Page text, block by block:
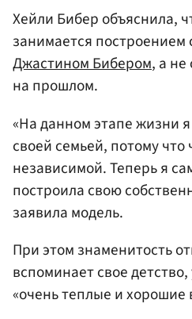
Хейли Бибер объяснила,
занимается построением
Джастином Бибером, а не
на прошлом.
«На данном этапе жизни
своей семьей, потому что
независимой. Теперь я
построила свою
заявила модель.
При этом знаменитость
вспоминает свое
«очень теплые и хорошие